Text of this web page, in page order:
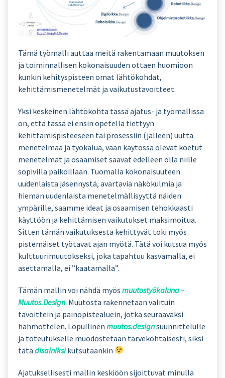
Tämä työmalli auttaa meitä rakentamaan muutoksen
ja toiminnallisen kokonaisuuden ottaen huomioon
kunkin kehityspisteen omat lähtökohdat,
kehittämismenetelmät ja vaikutustavoitteet.
Yksi keskeinen lähtökohta tässä ajatus- ja työmallissa
on, että tässä ei ensin opetella tiettyyn
kehittämispisteeseen tai prosessiin (jälleen) uutta
menetelmää ja työkalua, vaan käytössä olevat koetut
menetelmät ja osaamiset saavat edelleen olla niille
sopivilla paikoillaan. Tuomalla kokonaisuuteen
uudenlaista jäsennystä, avartavia näkökulmia ja
hieman uudenlaista menetelmällisyyttä näiden
ympärille, saamme ideat ja osaamisen tehokkaasti
käyttöön ja kehittämisen vaikutukset maksimoitua.
Sitten tämän vaikutuksesta kehittyvät toki myös
pistemäiset työtavat ajan myötä. Tätä voi kutsua myös
kulttuurimuutokseksi, joka tapahtuu kasvamalla, ei
asettamalla, ei ”kaatamalla”.
Tämän mallin voi nähdä myös muutostyökaluna–
Muutos.Design. Muutosta rakennetaan valituin
tavoittein ja painopistealuein, jotka seuraavaksi
hahmottelen. Lopullinen muutos.designsuunnittelulle
ja toteutukselle muodostetaan tarvekohtaisesti, siksi
tätä disainiksikutsutaankin
Ajatuksellisesti mallin keskiöön sijoittuvat minulla